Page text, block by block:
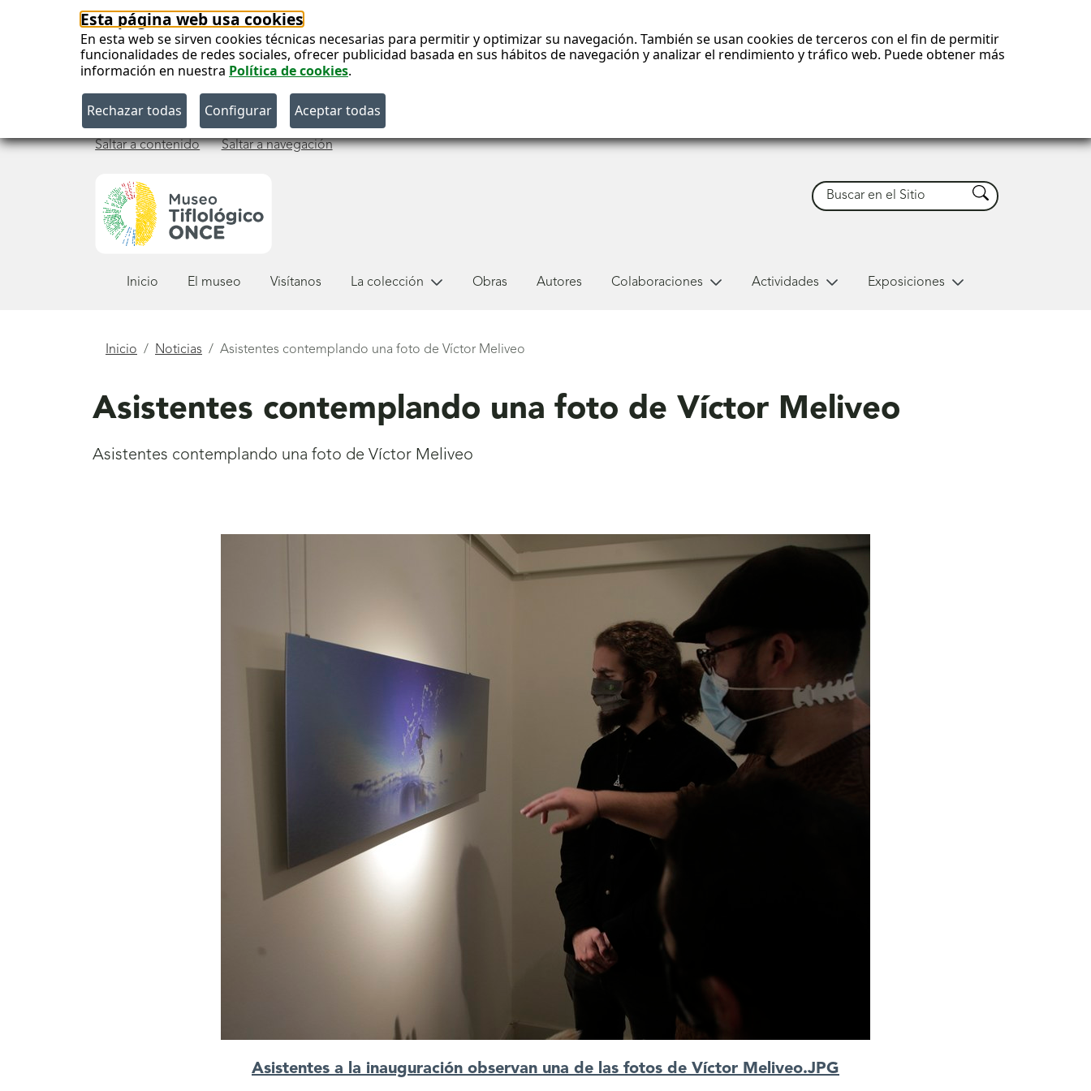
Esta página web usa cookies
En esta web se sirven cookies técnicas necesarias para permitir y optimizar su navegación. También se usan cookies de terceros con el fin de permitir
funcionalidades de redes sociales, ofrecer publicidad basada en sus hábitos de navegación y analizar el rendimiento y tráfico web. Puede obtener más
información en nuestra Política de cookies.
Saltar a contenido Saltar a navegación
Buscar Buscar
Inicio El museo Visítanos La colección Obras Autores Colaboraciones Actividades Exposiciones
Está
Inicio Noticias Asistentes contemplando una foto de Víctor Meliveo
Asistentes contemplando una foto de Víctor Meliveo
Asistentes contemplando una foto de Víctor Meliveo
Asistentes a la inauguración observan una de las fotos de Víctor Meliveo.JPG